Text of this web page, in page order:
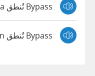
Bypass تُنطق Emma
Bypass تُنطق Brian